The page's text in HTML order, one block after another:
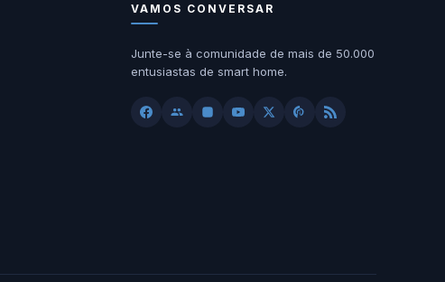
VAMOS CONVERSAR
Junte-se à comunidade de mais de 50.000
entusiastas de smart home.